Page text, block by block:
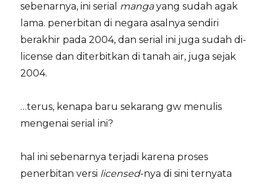
sebenarnya, ini serial mangayang sudah agak
lama. penerbitan di negara asalnya sendiri
berakhir pada 2004, dan serial ini juga sudah di-
license dan diterbitkan di tanah air, juga sejak
2004.
…terus, kenapa baru sekarang gw menulis
mengenai serial ini?
hal ini sebenarnya terjadi karena proses
penerbitan versi licensed-nya di sini ternyata